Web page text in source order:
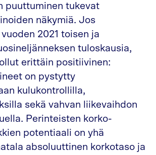
puuttuminen tukevat
näkymiä. Jos
2021 toisen ja
tuloskausia,
erittäin positiivinen:
on pystytty
kulukontrollilla,
sekä vahvan liikevaihdon
Perinteisten korko-
potentiaali on yhä
absoluuttinen korkotaso ja